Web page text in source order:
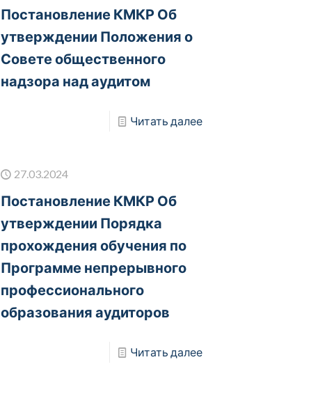
Постановление КМКР Об
утверждении Положения о
Совете общественного
надзора над аудитом
Читать далее
27.03.2024
Постановление КМКР Об
утверждении Порядка
прохождения обучения по
Программе непрерывного
профессионального
образования аудиторов
Читать далее